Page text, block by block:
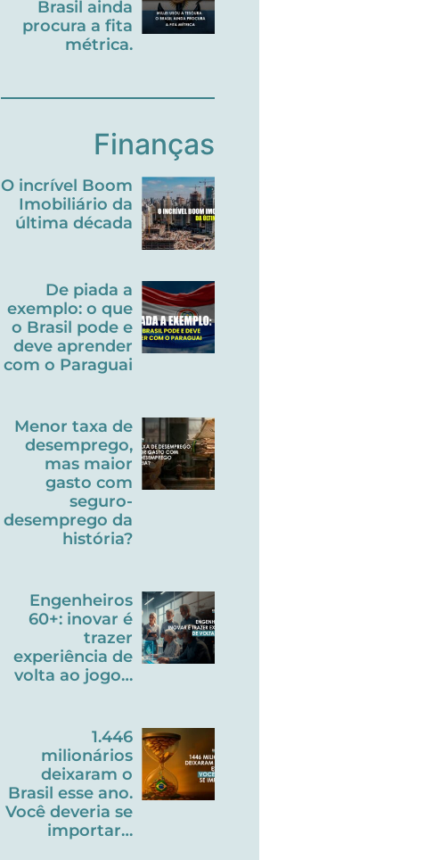
Brasil ainda
procura a fita
métrica.
Finanças
O incrível Boom
Imobiliário da
última década
De piada a
exemplo: o que
o Brasil pode e
deve aprender
com o Paraguai
Menor taxa de
desemprego,
mas maior
gasto com
seguro-
desemprego da
história?
Engenheiros
60+: inovar é
trazer
experiência de
volta ao jogo…
1.446
milionários
deixaram o
Brasil esse ano.
Você deveria se
importar…